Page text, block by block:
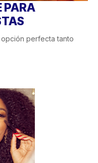
PARA
perfecta tanto